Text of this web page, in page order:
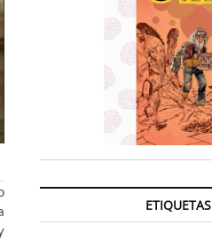
ETIQUETAS